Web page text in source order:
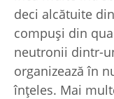
deci alcătuite
compuși din
neutronii dintr-
organizează în
înțeles. Mai